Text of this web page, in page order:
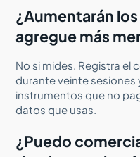
¿Aumentarán
agregue más
No si mides. Registra
durante veinte sesiones
instrumentos que no
datos que usas.
¿Puedo